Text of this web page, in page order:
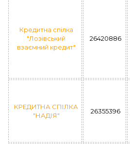
Кредитна спілка
"Лозівський
взаємний кредит"
26420886
КРЕДИТНА СПІЛКА
"НАДІЯ"
26355396